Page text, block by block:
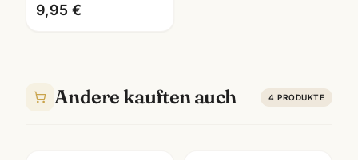
Kuenstlerpapier
Mannheim
9,95 €
Andere kauften auch 4 PRODUKTE